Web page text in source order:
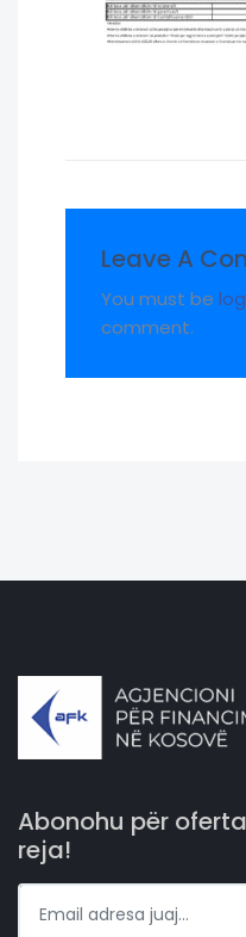
Leave A
You must be
comment.
Abonohu për
reja!